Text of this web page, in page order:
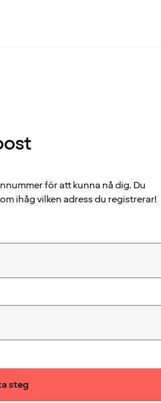
för att kunna nå dig. Du
ihåg vilken adress du registrerar!
steg